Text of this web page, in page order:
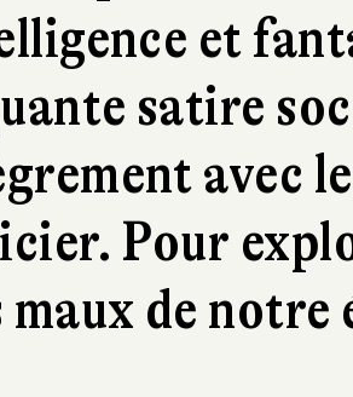
et
satire
avec
Pour
maux de notre